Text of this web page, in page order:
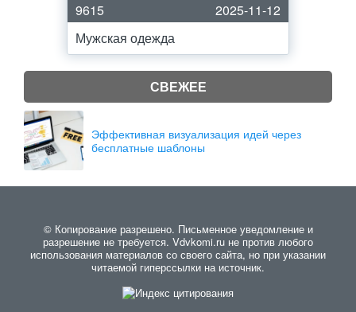
9615
2025-11-12
Мужская одежда
СВЕЖЕЕ
Эффективная визуализация идей через
бесплатные шаблоны
© Копирование разрешено. Письменное уведомление и
разрешение не требуется. Vdvkomi.ru не против любого
использования материалов со своего сайта, но при указании
читаемой гиперссылки на источник.